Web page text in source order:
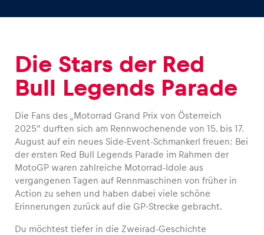
Seiten
Alle anzeigen
Fahrzeug
Alle anzeigen
Die Stars der Red
Bull Legends Parade
Die Fans des „Motorrad Grand Prix von Österreich
2025“ durften sich am Rennwochenende von 15. bis 17.
August auf ein neues Side-Event-Schmankerl freuen: Bei
der ersten Red Bull Legends Parade im Rahmen der
MotoGP waren zahlreiche Motorrad-Idole aus
vergangenen Tagen auf Rennmaschinen von früher in
Action zu sehen und haben dabei viele schöne
Erinnerungen zurück auf die GP-Strecke gebracht.
Du möchtest tiefer in die Zweirad-Geschichte